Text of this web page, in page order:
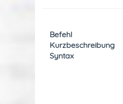
Befehl
Kurzbeschreibung
Syntax